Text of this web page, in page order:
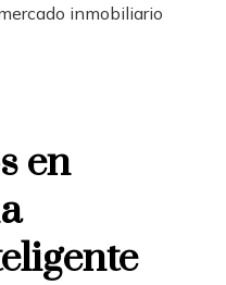
inmobiliario
en